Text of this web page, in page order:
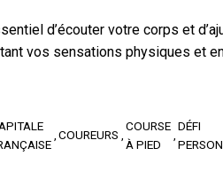
d’écouter votre corps et
vos sensations physiques
COUREURS
COURSE
À PIED
DÉFI